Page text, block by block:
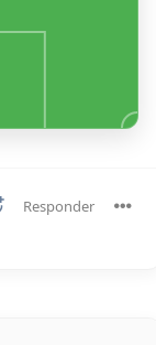
Responder